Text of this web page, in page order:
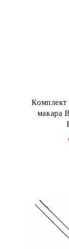
Комплект
макара